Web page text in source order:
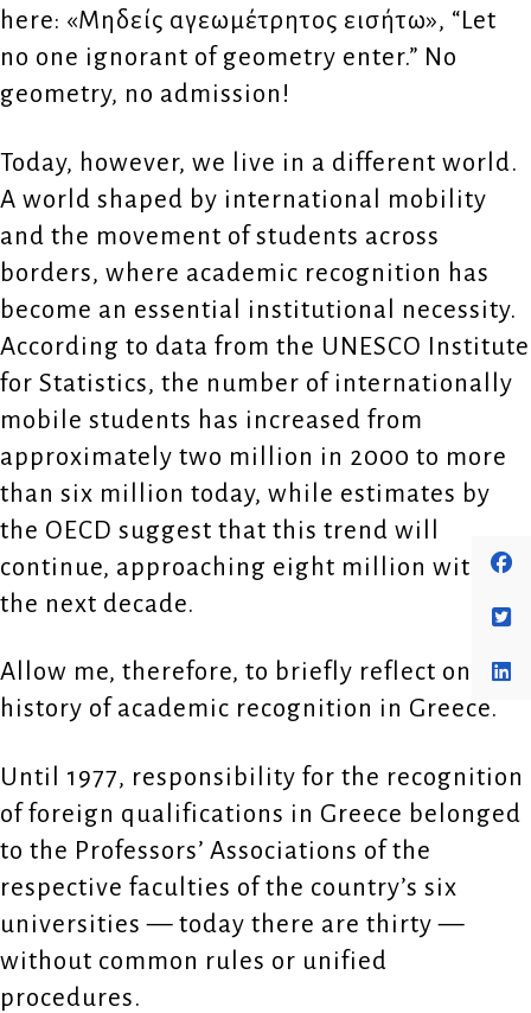
here: «Μηδείς αγεωμέτρητος εισήτω», “Let
no one ignorant of geometry enter.” No
geometry, no admission!
Today, however, we live in a different world.
A world shaped by international mobility
and the movement of students across
borders, where academic recognition has
become an essential institutional necessity.
According to data from the UNESCO Institute
for Statistics, the number of internationally
mobile students has increased from
approximately two million in 2000 to more
than six million today, while estimates by
the OECD suggest that this trend will
continue, approaching eight million within
the next decade.
Allow me, therefore, to briefly reflect on the
history of academic recognition in Greece.
Until 1977, responsibility for the recognition
of foreign qualifications in Greece belonged
to the Professors’ Associations of the
respective faculties of the country’s six
universities — today there are thirty —
without common rules or unified
procedures.